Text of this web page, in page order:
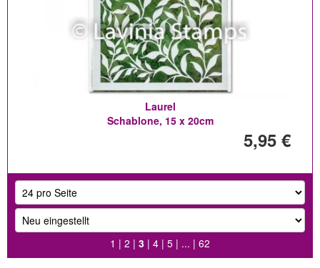
Laurel
Schablone, 15 x 20cm
5,95 €
1 | 2 | 3 | 4 | 5 | ... | 62